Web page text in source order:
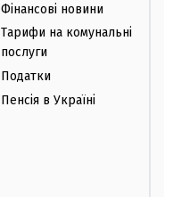
Фінансові новини
Тарифи на комунальні
послуги
Податки
Пенсія в Україні